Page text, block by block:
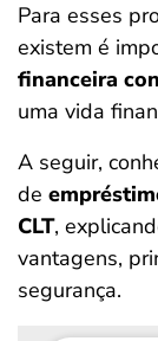
Para esses
existem é
financeira
uma vida
A seguir,
de
CLT,
vantagens,
segurança.